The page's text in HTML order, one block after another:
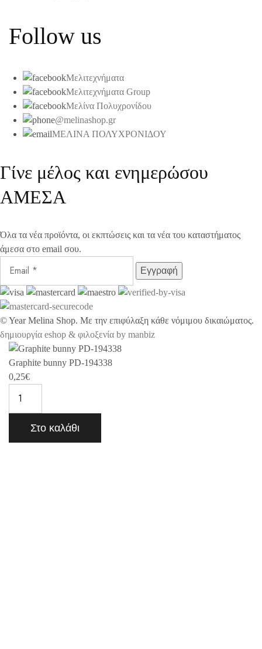
Follow us
Μελιτεχνήματα
Μελιτεχνήματα Group
Μελίνα Πολυχρονίδου
@melinashop.gr
ΜΕΛΙΝΑ ΠΟΛΥΧΡΟΝΙΔΟΥ
Γίνε μέλος και ενημερώσου
ΑΜΕΣΑ
Όλα τα νέα προϊόντα, οι εκπτώσεις και τα νέα του καταστήματος
άμεσα στο email σου.
©YearMelina Shop. Με την επιφύλαξη κάθε νόμιμου δικαιώματος.
δημιουργία eshop & φιλοξενία by manbiz
Graphite bunny PD-194338
0,25€
Στο καλάθι